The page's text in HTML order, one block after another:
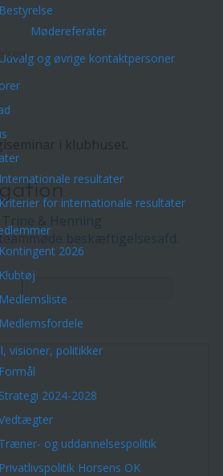
Bestyrelse
Mødereferater
og øvrige kontaktpersoner
Internationale resultater
Kriterier for internationale resultater
Kontingent 2026
Klubtøj
Medlemsliste
Medlemsfordele
visioner, politikker
Formål
Strategi 2024-2028
Træner- og uddannelsespolitik
Privatlivspolitik Horsens OK
beskæftigelsesafd.